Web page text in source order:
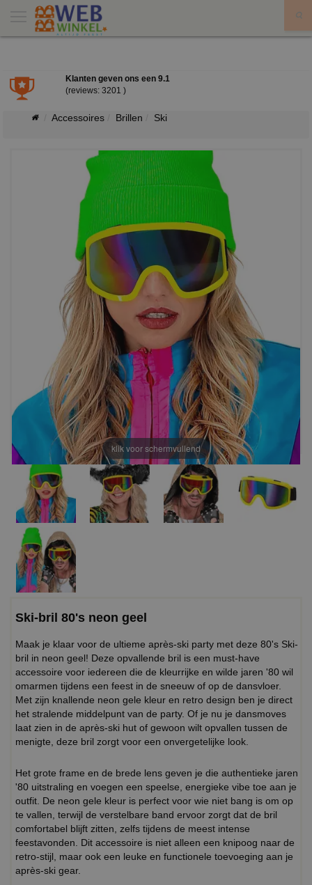
Klanten geven ons een 9.1
(reviews: 3201 )
Accessoires Brillen Ski
klik voor schermvullend
Ski-bril 80's neon geel
Maak je klaar voor de ultieme après-ski party met deze 80's Ski-
bril in neon geel! Deze opvallende bril is een must-have
accessoire voor iedereen die de kleurrijke en wilde jaren '80 wil
omarmen tijdens een feest in de sneeuw of op de dansvloer.
Met zijn knallende neon gele kleur en retro design ben je direct
het stralende middelpunt van de party. Of je nu je dansmoves
laat zien in de après-ski hut of gewoon wilt opvallen tussen de
menigte, deze bril zorgt voor een onvergetelijke look.
Het grote frame en de brede lens geven je die authentieke jaren
'80 uitstraling en voegen een speelse, energieke vibe toe aan je
outfit. De neon gele kleur is perfect voor wie niet bang is om op
te vallen, terwijl de verstelbare band ervoor zorgt dat de bril
comfortabel blijft zitten, zelfs tijdens de meest intense
feestavonden. Dit accessoire is niet alleen een knipoog naar de
retro-stijl, maar ook een leuke en functionele toevoeging aan je
après-ski gear.